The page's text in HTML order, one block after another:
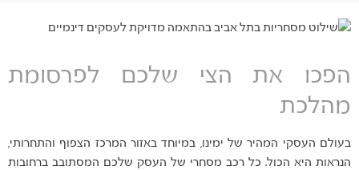
הפכו את הצי שלכם לפרסומת
מהלכת
בעולם העסקי המהיר של ימינו, במיוחד באזור המרכז הצפוף והתחרותי,
הנראות היא הכול. כל רכב מסחרי של העסק שלכם המסתובב ברחובות